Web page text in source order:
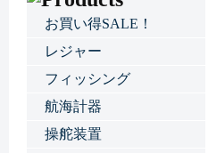
お買い得SALE！
レジャー
フィッシング
航海計器
操舵装置